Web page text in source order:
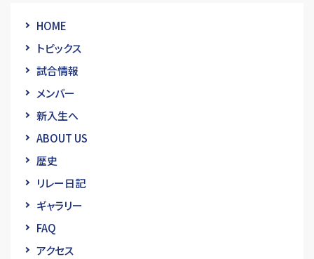
HOME
トピックス
試合情報
メンバー
新入生へ
ABOUT US
歴史
リレー日記
ギャラリー
FAQ
アクセス